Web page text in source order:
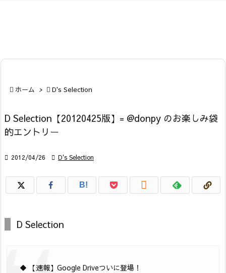
 ホーム >  D's Selection
D Selection【20120425版】= @donpy のお楽しみ袋
的エントリー
 2012/04/26  D's Selection
B! 
D Selection
◆ 【速報】Google Driveついに登場！